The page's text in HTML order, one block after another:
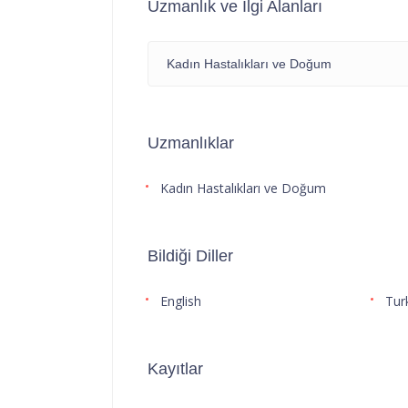
Uzmanlık ve İlgi Alanları
Kadın Hastalıkları ve Doğum
Uzmanlıklar
Kadın Hastalıkları ve Doğum
Bildiği Diller
English
Kayıtlar